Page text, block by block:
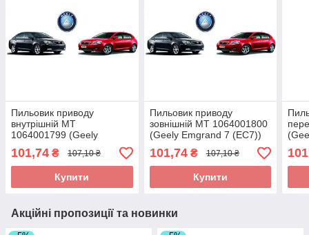
Пильовик приводу
внутрішній MT
1064001799 (Geely
Emgrand 7 (EC7))
101,74 ₴ 107,10 ₴
Купити
Пильовик приводу
зовнішній MT 1064001800
(Geely Emgrand 7 (EC7))
101,74₴ 107,10 ₴
Купити
Акційні пропозиції та новинки